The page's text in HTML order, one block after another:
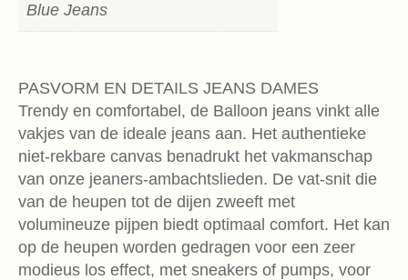
Blue Jeans
PASVORM EN DETAILS JEANS DAMES
Trendy en comfortabel, de Balloon jeans vinkt alle
vakjes van de ideale jeans aan. Het authentieke
niet-rekbare canvas benadrukt het vakmanschap
van onze jeaners-ambachtslieden. De vat-snit die
van de heupen tot de dijen zweeft met
volumineuze pijpen biedt optimaal comfort. Het kan
op de heupen worden gedragen voor een zeer
modieus los effect, met sneakers of pumps, voor